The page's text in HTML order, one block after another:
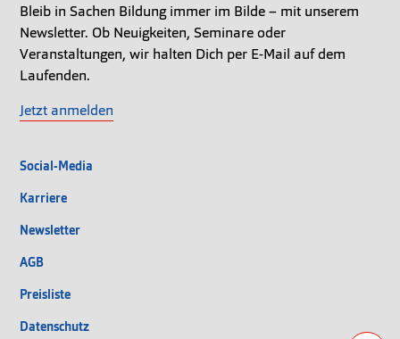
Bleib in Sachen Bildung immer im Bilde – mit unserem
Newsletter. Ob Neuigkeiten, Seminare oder
Veranstaltungen, wir halten Dich per E-Mail auf dem
Laufenden.
Jetzt anmelden
Social-Media
Karriere
Newsletter
AGB
Preisliste
Datenschutz